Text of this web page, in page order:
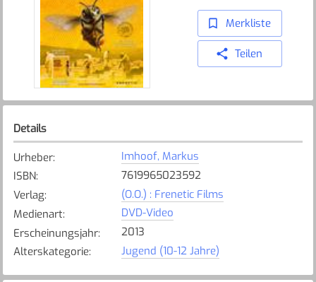
Merkliste
Teilen
Details
Urheber:
Imhoof, Markus
ISBN:
7619965023592
Verlag:
(O.O.) : Frenetic Films
Medienart:
DVD-Video
Erscheinungsjahr:
2013
Alterskategorie: Jugend (10-12 Jahre)